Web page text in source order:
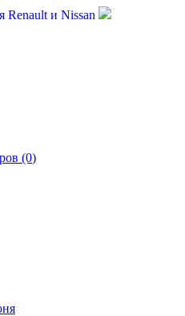
Renault и Nissan
(0)